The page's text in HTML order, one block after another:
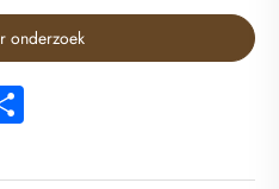
onderzoek